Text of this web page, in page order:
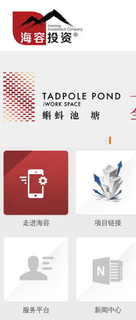
走进海容 项目链接
服务平台 新闻中心